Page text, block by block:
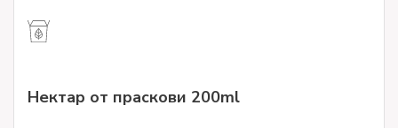
Нектар от праскови 200ml